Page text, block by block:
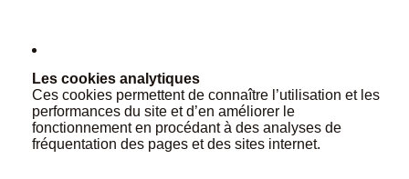
Les cookies analytiques
Ces cookies permettent de connaître l’utilisation et les
performances du site et d’en améliorer le
fonctionnement en procédant à des analyses de
fréquentation des pages et des sites internet.